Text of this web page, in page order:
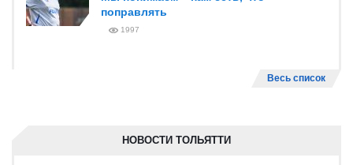
поправлять
1997
Весь список
НОВОСТИ ТОЛЬЯТТИ